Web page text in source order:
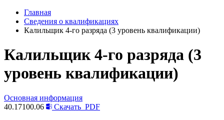
Главная
Сведения о квалификациях
Калильщик 4-го разряда (3 уровень квалификации)
Калильщик 4-го разряда (3
уровень квалификации)
Основная информация
40.17100.06
Скачать PDF